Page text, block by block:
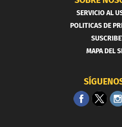
SERVICIO AL
POLITICAS DE
MAPA DEL